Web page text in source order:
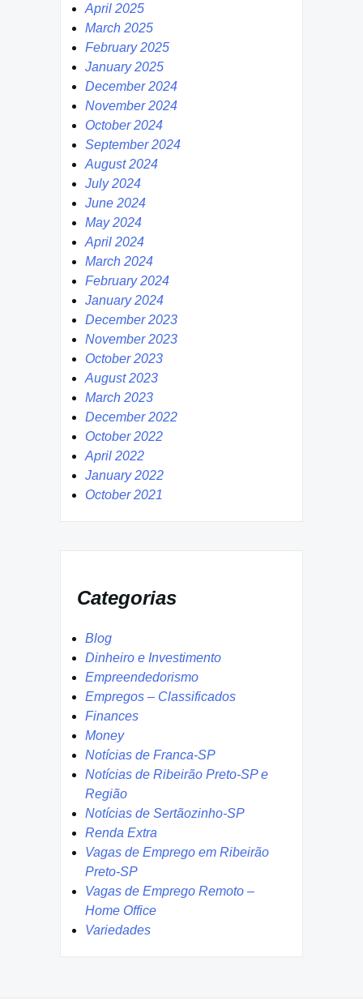
April 2025
March 2025
February 2025
January 2025
December 2024
November 2024
October 2024
September 2024
August 2024
July 2024
June 2024
May 2024
April 2024
March 2024
February 2024
January 2024
December 2023
November 2023
October 2023
August 2023
March 2023
December 2022
October 2022
April 2022
January 2022
October 2021
Categorias
Blog
Dinheiro e Investimento
Empreendedorismo
Empregos – Classificados
Finances
Money
Notícias de Franca-SP
Notícias de Ribeirão Preto-SP e
Região
Notícias de Sertãozinho-SP
Renda Extra
Vagas de Emprego em Ribeirão
Preto-SP
Vagas de Emprego Remoto –
Home Office
Variedades